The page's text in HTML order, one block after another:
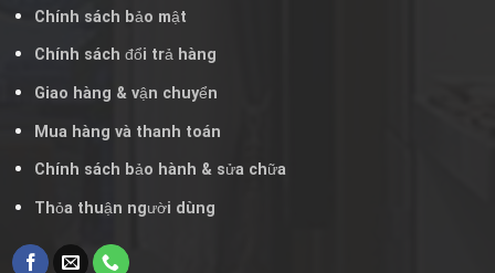
Chính sách bảo mật
Chính sách đổi trả hàng
Giao hàng & vận chuyển
Mua hàng và thanh toán
Chính sách bảo hành & sửa chữa
Thỏa thuận người dùng